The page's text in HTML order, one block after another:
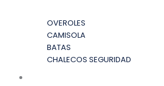
OVEROLES
CAMISOLA
BATAS
CHALECOS SEGURIDAD